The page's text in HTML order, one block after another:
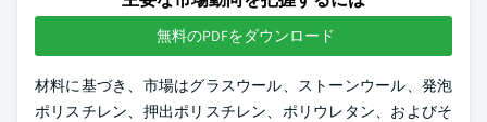
無料のPDFをダウンロード
材料に基づき、市場はグラスウール、ストーンウール、発泡
ポリスチレン、押出ポリスチレン、ポリウレタン、およびそ